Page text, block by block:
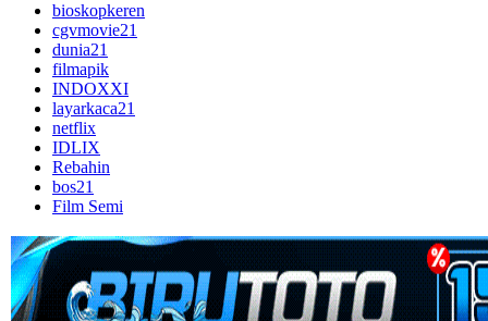
bioskopkeren
cgvmovie21
dunia21
filmapik
INDOXXI
layarkaca21
netflix
IDLIX
Rebahin
bos21
Film Semi